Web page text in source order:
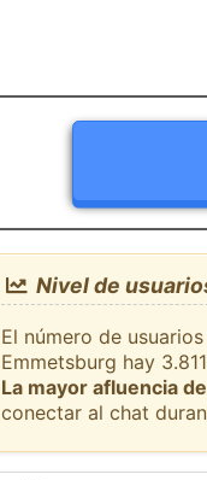
Nivel de
El número de
Emmetsburg hay
La mayor afluencia
conectar al chat